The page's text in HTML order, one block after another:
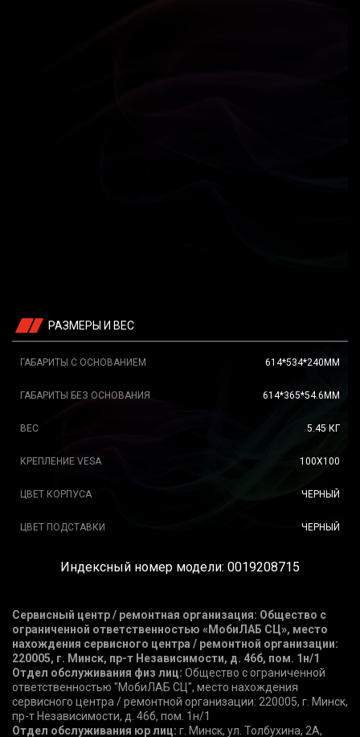
РАЗМЕРЫ И ВЕС
ГАБАРИТЫ С ОСНОВАНИЕМ 614*534*240ММ
ГАБАРИТЫ БЕЗ ОСНОВАНИЯ 614*365*54.6ММ
ВЕС 5.45 КГ
КРЕПЛЕНИЕ VESA 100X100
ЦВЕТ КОРПУСА ЧЕРНЫЙ
ЦВЕТ ПОДСТАВКИ ЧЕРНЫЙ
Индексный номер модели: 0019208715
Сервисный центр / ремонтная организация: Общество с
ограниченной ответственностью «МобиЛАБ СЦ», место
нахождения сервисного центра / ремонтной организации:
220005, г. Минск, пр-т Независимости, д. 46б, пом. 1н/1
Отдел обслуживания физ лиц: Общество с ограниченной
ответственностью "МобиЛAБ СЦ", место нахождения
сервисного центра / ремонтной организации: 220005, г. Минск,
пр-т Независимости, д. 46б, пом. 1н/1
Отдел обслуживания юр лиц: г. Минск, ул. Толбухина, 2А,